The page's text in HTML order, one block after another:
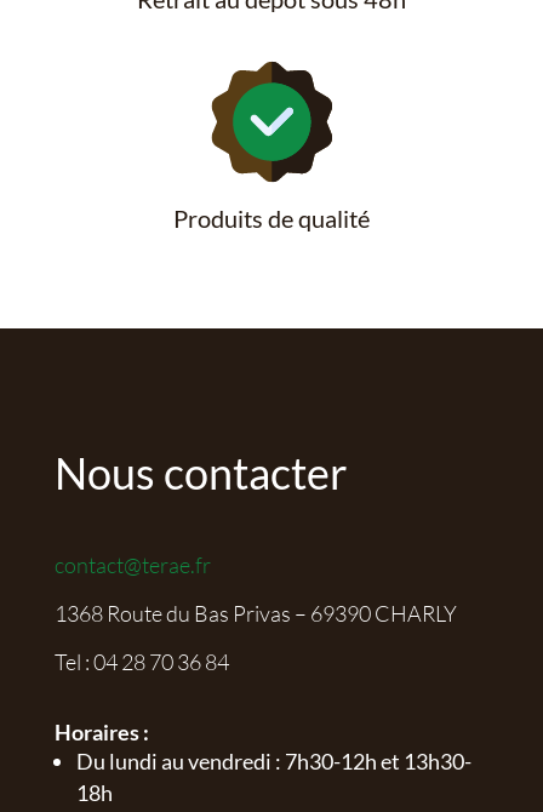
Produits de qualité
Nous contacter
contact@terae.fr
1368 Route du Bas Privas – 69390 CHARLY
Tel :04 28 70 36 84
Horaires :
Du lundi au vendredi : 7h30-12h et 13h30-
18h